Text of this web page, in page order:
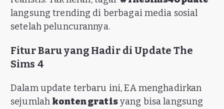
langsung trending di berbagai media sosial
setelah peluncurannya.
Fitur Baru yang Hadir di Update The
Sims 4
Dalam update terbaru ini, EA menghadirkan
sejumlah konten gratisyang bisa langsung